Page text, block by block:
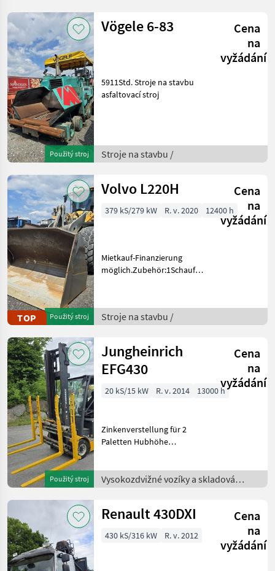
Použitý stroj
Vögele 6-83
Cena
na
vyžádání
5911Std. Stroje na stavbu
asfaltovací stroj
Stroje na stavbu /
TOP Použitý stroj
Volvo L220H
Cena
na
vyžádání
379 kS/279 kW R. v. 2020 12400 h
Mietkauf-Finanzierung
möglich.Zubehör:1Schaufel,
nakladač
Stroje na stavbu /
Použitý stroj
Jungheinrich
EFG430
Cena
na
vyžádání
20 kS/15 kW R. v. 2014 13000 h
Zinkenverstellung für 2
Paletten Hubhöhe
do 5000, typ stožiara:
duplex, , Vodičská kabína,
Vysokozdvižné vozíky a skladová
technika /
Renault 430DXI
Cena
na
vyžádání
430 kS/316 kW R. v. 2012